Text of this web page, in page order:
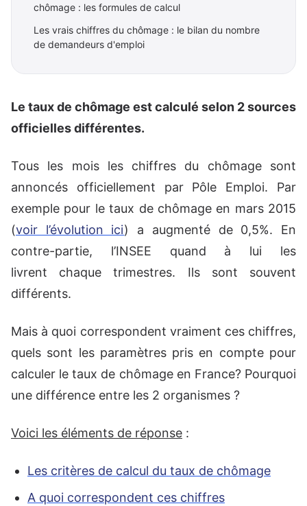
chômage : les formules de calcul
Les vrais chiffres du chômage : le bilan du nombre
de demandeurs d'emploi
Le taux de chômage est calculé selon 2 sources
officielles différentes.
Tous les mois les chiffres du chômage sont
annoncés officiellement par Pôle Emploi. Par
exemple pour le taux de chômage en mars 2015
(voir l’évolution ici) a augmenté de 0,5%. En
contre-partie, l’INSEE quand à lui les
livrent chaque trimestres. Ils sont souvent
différents.
Mais à quoi correspondent vraiment ces chiffres,
quels sont les paramètres pris en compte pour
calculer le taux de chômage en France? Pourquoi
une différence entre les 2 organismes ?
Voici les éléments de réponse :
Les critères de calcul du taux de chômage
A quoi correspondent ces chiffres